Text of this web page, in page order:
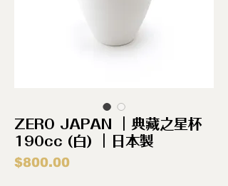
ZERO JAPAN ｜典藏之星杯
190cc (白) ｜日本製
$800.00價